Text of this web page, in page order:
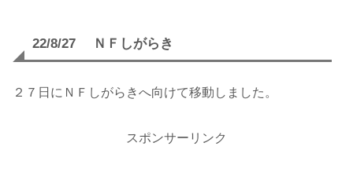
22/8/27 ＮＦしがらき
２７日にＮＦしがらきへ向けて移動しました。
スポンサーリンク